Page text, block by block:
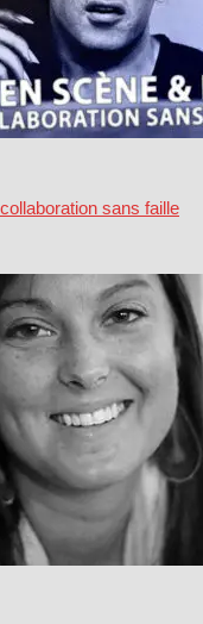
sans faille